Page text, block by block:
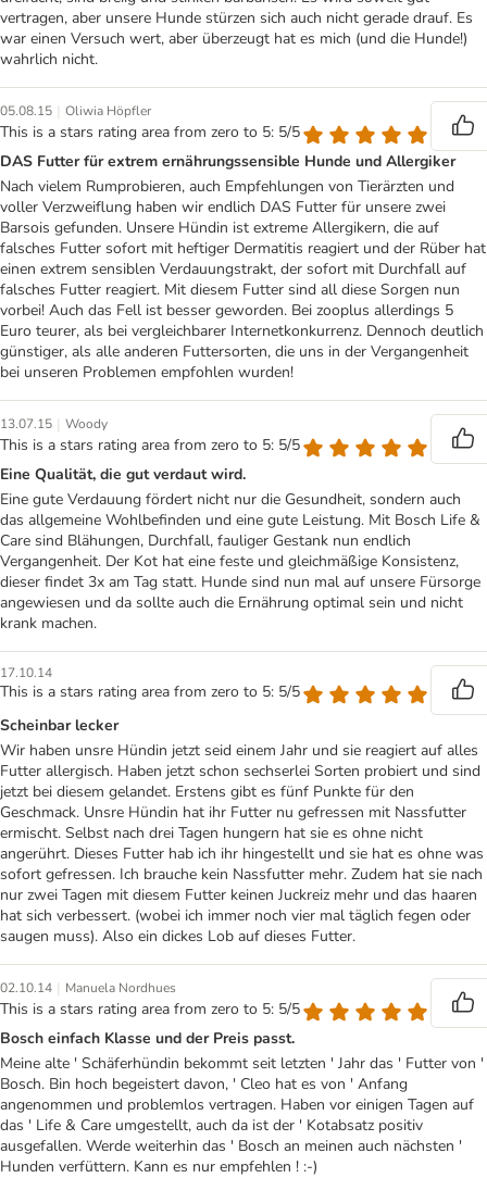
vertragen, aber unsere Hunde stürzen sich auch nicht gerade drauf. Es
war einen Versuch wert, aber überzeugt hat es mich (und die Hunde!)
wahrlich nicht.
05.08.15 | Oliwia Höpfler
This is a stars rating area from zero to 5: 5/5
DAS Futter für extrem ernährungssensible Hunde und Allergiker
Nach vielem Rumprobieren, auch Empfehlungen von Tierärzten und
voller Verzweiflung haben wir endlich DAS Futter für unsere zwei
Barsois gefunden. Unsere Hündin ist extreme Allergikern, die auf
falsches Futter sofort mit heftiger Dermatitis reagiert und der Rüber hat
einen extrem sensiblen Verdauungstrakt, der sofort mit Durchfall auf
falsches Futter reagiert. Mit diesem Futter sind all diese Sorgen nun
vorbei! Auch das Fell ist besser geworden. Bei zooplus allerdings 5
Euro teurer, als bei vergleichbarer Internetkonkurrenz. Dennoch deutlich
günstiger, als alle anderen Futtersorten, die uns in der Vergangenheit
bei unseren Problemen empfohlen wurden!
13.07.15 | Woody
This is a stars rating area from zero to 5: 5/5
Eine Qualität, die gut verdaut wird.
Eine gute Verdauung fördert nicht nur die Gesundheit, sondern auch
das allgemeine Wohlbefinden und eine gute Leistung. Mit Bosch Life &
Care sind Blähungen, Durchfall, fauliger Gestank nun endlich
Vergangenheit. Der Kot hat eine feste und gleichmäßige Konsistenz,
dieser findet 3x am Tag statt. Hunde sind nun mal auf unsere Fürsorge
angewiesen und da sollte auch die Ernährung optimal sein und nicht
krank machen.
17.10.14
This is a stars rating area from zero to 5: 5/5
Scheinbar lecker
Wir haben unsre Hündin jetzt seid einem Jahr und sie reagiert auf alles
Futter allergisch. Haben jetzt schon sechserlei Sorten probiert und sind
jetzt bei diesem gelandet. Erstens gibt es fünf Punkte für den
Geschmack. Unsre Hündin hat ihr Futter nu gefressen mit Nassfutter
ermischt. Selbst nach drei Tagen hungern hat sie es ohne nicht
angerührt. Dieses Futter hab ich ihr hingestellt und sie hat es ohne was
sofort gefressen. Ich brauche kein Nassfutter mehr. Zudem hat sie nach
nur zwei Tagen mit diesem Futter keinen Juckreiz mehr und das haaren
hat sich verbessert. (wobei ich immer noch vier mal täglich fegen oder
saugen muss). Also ein dickes Lob auf dieses Futter.
02.10.14 | Manuela Nordhues
This is a stars rating area from zero to 5: 5/5
Bosch einfach Klasse und der Preis passt.
Meine alte ' Schäferhündin bekommt seit letzten ' Jahr das ' Futter von '
Bosch. Bin hoch begeistert davon, ' Cleo hat es von ' Anfang
angenommen und problemlos vertragen. Haben vor einigen Tagen auf
das ' Life & Care umgestellt, auch da ist der ' Kotabsatz positiv
ausgefallen. Werde weiterhin das ' Bosch an meinen auch nächsten '
Hunden verfüttern. Kann es nur empfehlen ! :-)